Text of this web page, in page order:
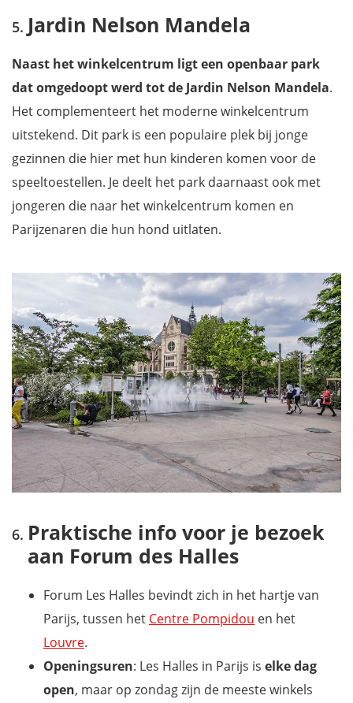
Jardin Nelson Mandela
Naast het winkelcentrum ligt een openbaar park
dat omgedoopt werd tot de Jardin Nelson Mandela.
Het complementeert het moderne winkelcentrum
uitstekend. Dit park is een populaire plek bij jonge
gezinnen die hier met hun kinderen komen voor de
speeltoestellen. Je deelt het park daarnaast ook met
jongeren die naar het winkelcentrum komen en
Parijzenaren die hun hond uitlaten.
Praktische info voor je bezoek
aan Forum des Halles
Forum Les Halles bevindt zich in het hartje van
Parijs, tussen het Centre Pompidou en het
Louvre.
Openingsuren: Les Halles in Parijs is elke dag
open, maar op zondag zijn de meeste winkels